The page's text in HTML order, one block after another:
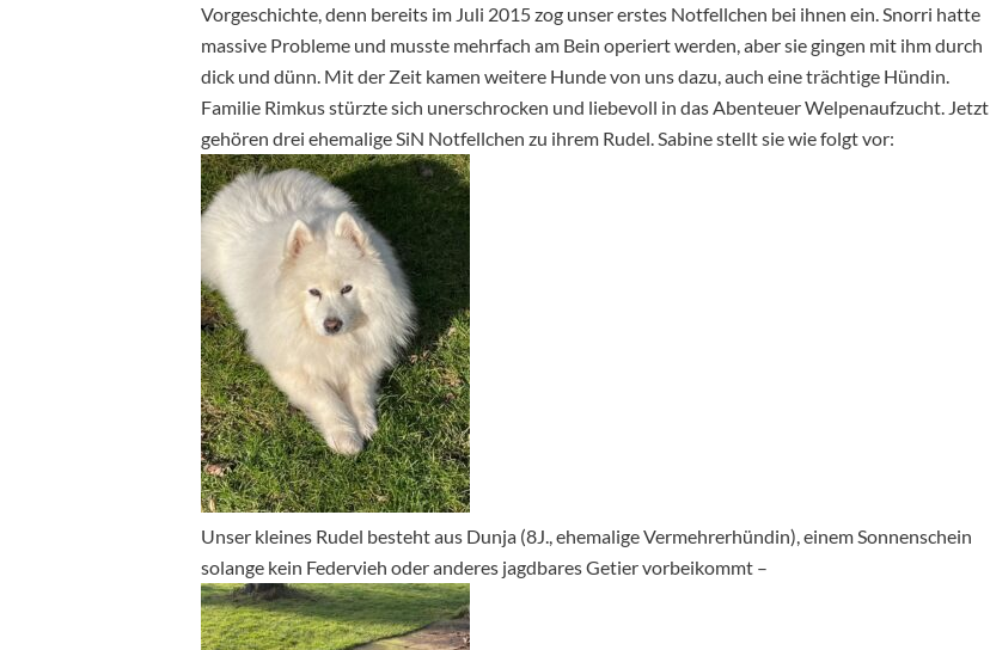
Vorgeschichte, denn bereits im Juli 2015 zog unser erstes Notfellchen bei ihnen ein. Snorri hatte
massive Probleme und musste mehrfach am Bein operiert werden, aber sie gingen mit ihm durch
dick und dünn. Mit der Zeit kamen weitere Hunde von uns dazu, auch eine trächtige Hündin.
Familie Rimkus stürzte sich unerschrocken und liebevoll in das Abenteuer Welpenaufzucht. Jetzt
gehören drei ehemalige SiN Notfellchen zu ihrem Rudel. Sabine stellt sie wie folgt vor:
Unser kleines Rudel besteht aus Dunja (8J., ehemalige Vermehrerhündin), einem Sonnenschein
solange kein Federvieh oder anderes jagdbares Getier vorbeikommt –